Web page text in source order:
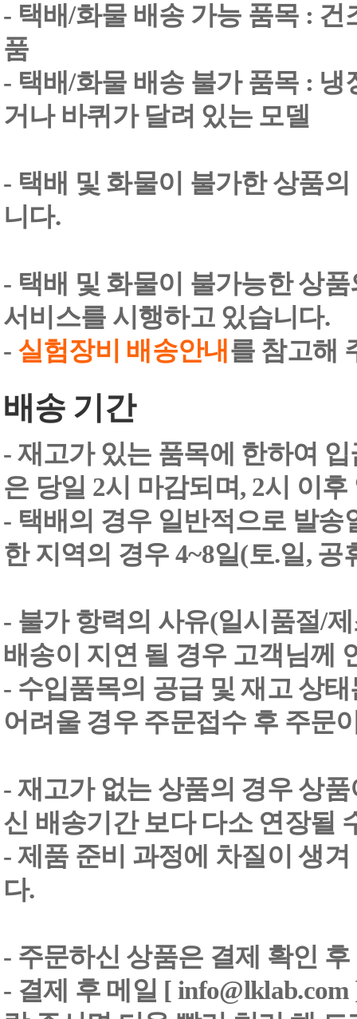
- 택배/화물 배송 가능 품목 :
품
- 택배/화물 배송 불가 품목 :
거나 바퀴가 달려 있는 모델
- 택배 및 화물이 불가한 상품
니다.
- 택배 및 화물이 불가능한 상
서비스를 시행하고 있습니다.
- 실험장비 배송안내 를 참고해
배송 기간
- 재고가 있는 품목에 한하여
은 당일 2시 마감되며, 2시 이
- 택배의 경우 일반적으로 발송
한 지역의 경우 4~8일(토.일,
- 불가 항력의 사유(일시품절/
배송이 지연 될 경우 고객님께
- 수입품목의 공급 및 재고 상
어려울 경우 주문접수 후 주문
- 재고가 없는 상품의 경우 상
신 배송기간 보다 다소 연장될
- 제품 준비 과정에 차질이 생
다.
- 주문하신 상품은 결제 확인
- 결제 후 메일 [